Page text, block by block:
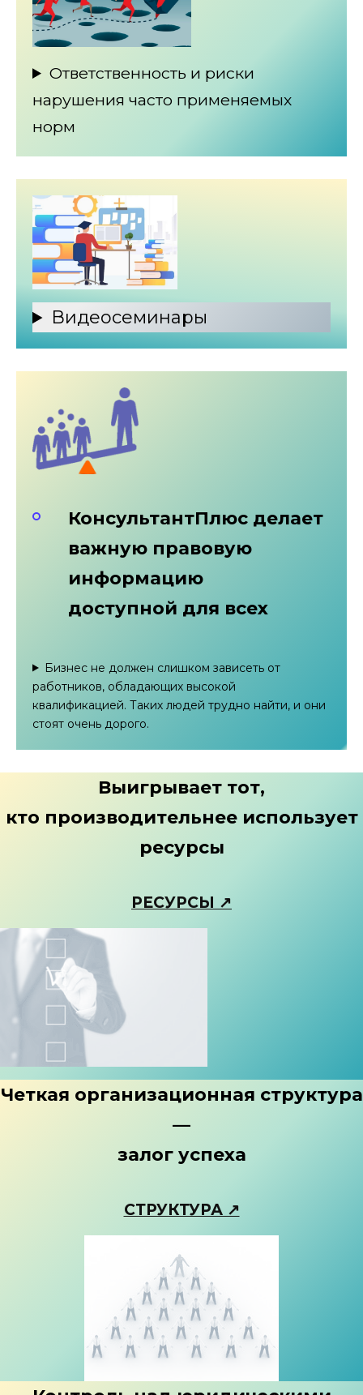
Ответственность и риски
нарушения часто применяемых
норм
Видеосеминары
КонсультантПлюс делает
важную правовую
информацию
доступной для всех
Бизнес не должен слишком зависеть от
работников, обладающих высокой
квалификацией. Таких людей трудно найти, и они
стоят очень дорого.
Выигрывает тот,
кто производительнее использует
ресурсы
РЕСУРСЫ ↗
Четкая организационная структура
—
залог успеха
СТРУКТУРА ↗